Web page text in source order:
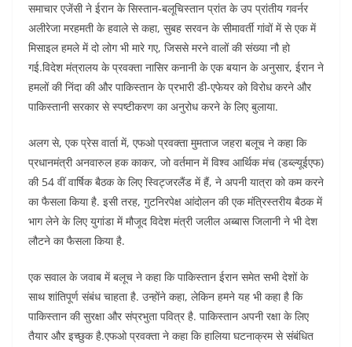
समाचार एजेंसी ने ईरान के सिस्तान-बलूचिस्तान प्रांत के उप प्रांतीय गवर्नर
अलीरेजा मरहमती के हवाले से कहा, सुबह सरवन के सीमावर्ती गांवों में से एक में
मिसाइल हमले में दो लोग भी मारे गए, जिससे मरने वालों की संख्या नौ हो
गई.विदेश मंत्रालय के प्रवक्ता नासिर कनानी के एक बयान के अनुसार, ईरान ने
हमलों की निंदा की और पाकिस्तान के प्रभारी डी-एफेयर को विरोध करने और
पाकिस्तानी सरकार से स्पष्टीकरण का अनुरोध करने के लिए बुलाया.
अलग से, एक प्रेस वार्ता में, एफओ प्रवक्ता मुमताज जहरा बलूच ने कहा कि
प्रधानमंत्री अनवारुल हक काकर, जो वर्तमान में विश्व आर्थिक मंच (डब्ल्यूईएफ)
की 54 वीं वार्षिक बैठक के लिए स्विट्जरलैंड में हैं, ने अपनी यात्रा को कम करने
का फैसला किया है. इसी तरह, गुटनिरपेक्ष आंदोलन की एक मंत्रिस्तरीय बैठक में
भाग लेने के लिए युगांडा में मौजूद विदेश मंत्री जलील अब्बास जिलानी ने भी देश
लौटने का फैसला किया है.
एक सवाल के जवाब में बलूच ने कहा कि पाकिस्तान ईरान समेत सभी देशों के
साथ शांतिपूर्ण संबंध चाहता है. उन्होंने कहा, लेकिन हमने यह भी कहा है कि
पाकिस्तान की सुरक्षा और संप्रभुता पवित्र है. पाकिस्तान अपनी रक्षा के लिए
तैयार और इच्छुक है.एफओ प्रवक्ता ने कहा कि हालिया घटनाक्रम से संबंधित